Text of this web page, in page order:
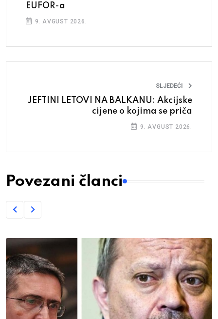
EUFOR-a
9. AVGUST 2026.
SLJEDEĆI
JEFTINI LETOVI NA BALKANU: Akcijske
cijene o kojima se priča
9. AVGUST 2026.
Povezani članci